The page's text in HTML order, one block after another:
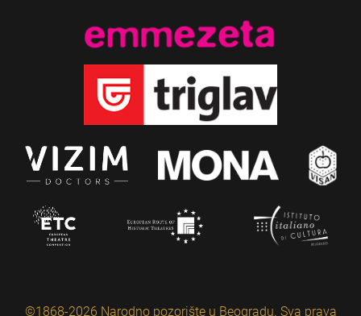
©1868-2026 Narodno pozorište u Beogradu. Sva prava